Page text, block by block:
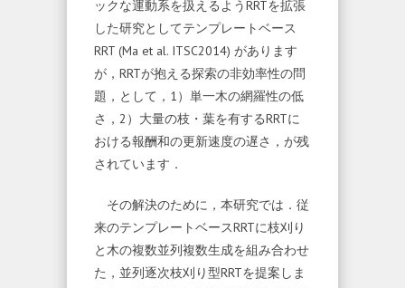
ックな運動系を扱えるようRRTを拡張
した研究としてテンプレートベース
RRT (Ma et al. ITSC2014) があります
が，RRTが抱える探索の非効率性の問
題，として，1）単一木の網羅性の低
さ，2）大量の枝・葉を有するRRTに
おける報酬和の更新速度の遅さ，が残
されています．
その解決のために，本研究では．従
来のテンプレートベースRRTに枝刈り
と木の複数並列複数生成を組み合わせ
た，並列逐次枝刈り型RRTを提案しま